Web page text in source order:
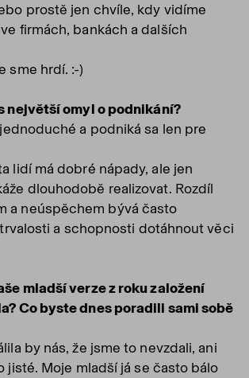
prostě jen chvíle, kdy vidíme
firmách, bankách a dalších
sme hrdí. :-)
největší omyl o podnikání?
a podniká sa len pre
lidí má dobré nápady, ale jen
dlouhodobě realizovat. Rozdíl
a neúspěchem bývá často
a schopnosti dotáhnout věci
mladší verze z roku založení
Co byste dnes poradili sami sobě
by nás, že jsme to nevzdali, ani
jisté. Moje mladší já se často bálo